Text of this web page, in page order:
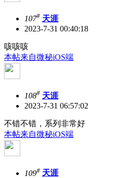
107# 天涯
2023-7-31 00:40:18
咳咳咳
本帖来自微秘iOS端
108# 天涯
2023-7-31 06:57:02
不错不错，系列非常好
本帖来自微秘iOS端
109# 天涯